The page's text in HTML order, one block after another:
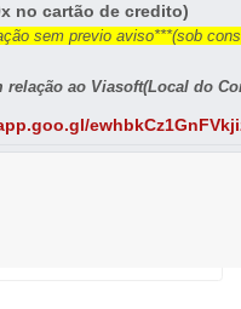
no cartão de credito)
sem previo aviso***(sob
relação ao Viasoft(Local do